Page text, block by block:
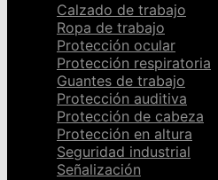
Calzado de trabajo
Ropa de trabajo
Protección ocular
Protección respiratoria
Guantes de trabajo
Protección auditiva
Protección de cabeza
Protección en altura
Seguridad industrial
Señalización